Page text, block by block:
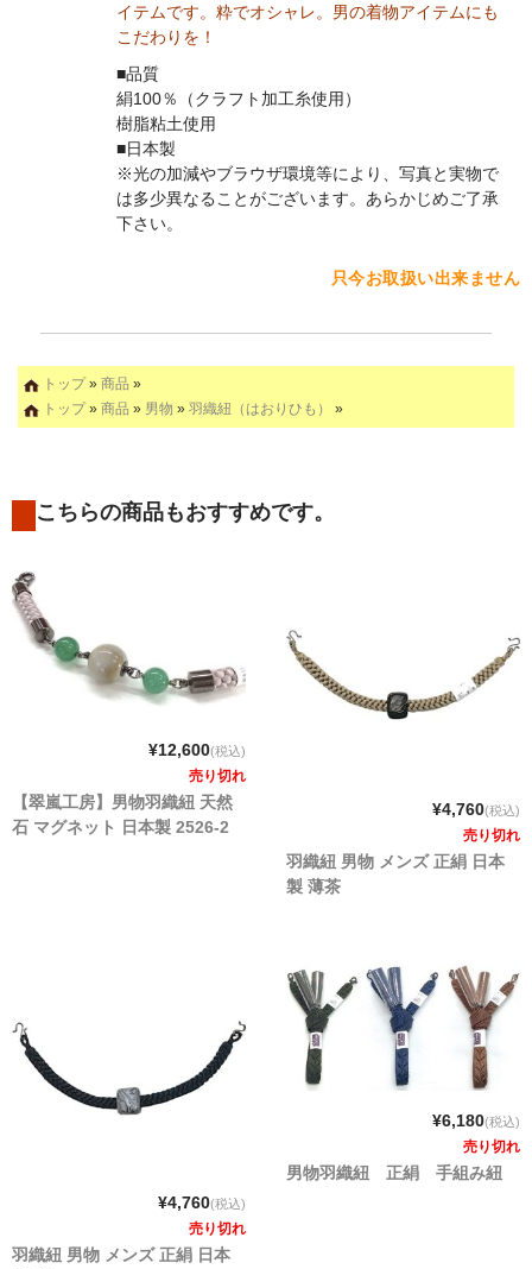
イテムです。粋でオシャレ。男の着物アイテムにも
こだわりを！
■品質
絹100％（クラフト加工糸使用）
樹脂粘土使用
■日本製
※光の加減やブラウザ環境等により、写真と実物で
は多少異なることがございます。あらかじめご了承
下さい。
只今お取扱い出来ません
トップ» 商品 »
トップ» 商品 » 男物 » 羽織紐（はおりひも） »
こちらの商品もおすすめです。
¥12,600(税込)
売り切れ
【翠嵐工房】男物羽織紐 天然
石 マグネット 日本製 2526-2
¥4,760(税込)
売り切れ
羽織紐 男物 メンズ 正絹 日本
製 薄茶
¥4,760(税込)
売り切れ
羽織紐 男物 メンズ 正絹 日本
¥6,180(税込)
売り切れ
男物羽織紐 正絹 手組み紐